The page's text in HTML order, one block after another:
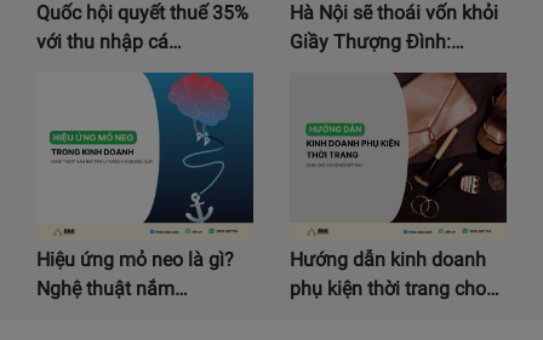
Quốc hội quyết thuế 35%
với thu nhập cá…
Hà Nội sẽ thoái vốn khỏi
Giầy Thượng Đình:…
Hiệu ứng mỏ neo là gì?
Nghệ thuật nắm…
Hướng dẫn kinh doanh
phụ kiện thời trang cho…